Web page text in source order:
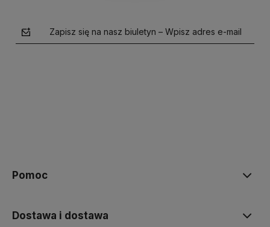
Zapisz się na nasz biuletyn – Wpisz adres e-mail
Pomoc
Dostawa i dostawa